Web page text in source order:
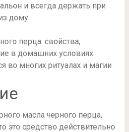
и всегда держать при
дому.
во многих ритуалах и магии
масла черного перца,
это средство действительно